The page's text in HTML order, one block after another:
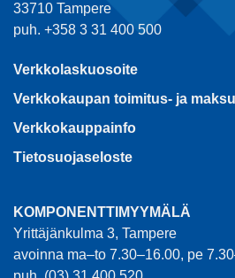
33710 Tampere
puh. +358 3 31 400 500
Verkkolaskuosoite
Verkkokaupan toimitus- ja
Verkkokauppainfo
Tietosuojaseloste
KOMPONENTTIMYYMÄLÄ
Yrittäjänkulma 3, Tampere
avoinna ma–to 7.30–16.00, pe